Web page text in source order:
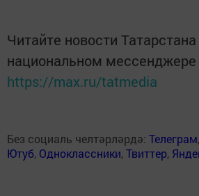
Читайте новости Татарстана
национальном
https://max.ru/tatmedia
Без социаль челтәрләрдә: Телеграм,
Ютуб, Одноклассники,Твиттер,